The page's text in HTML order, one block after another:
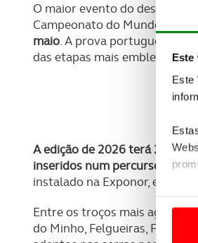
Este
Este
O maior evento do desporto
Campeonato do Mundo FIA
maio. A prova portuguesa
das etapas mais
A edição de 2026 terá 23
inseridos num percurso
instalado na Exponor, em
Entre os troços mais
do Minho, Felgueiras, Fafe e